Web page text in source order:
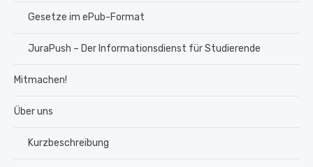
Gesetze im ePub-Format
JuraPush – Der Informationsdienst für Studierende
Mitmachen!
Über uns
Kurzbeschreibung